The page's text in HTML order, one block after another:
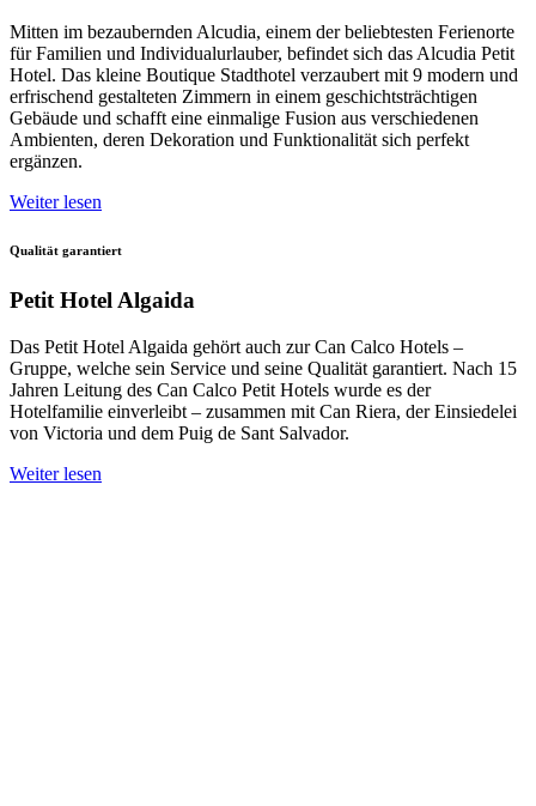
Mitten im bezaubernden Alcudia, einem der beliebtesten Ferienorte
für Familien und Individualurlauber, befindet sich das Alcudia Petit
Hotel. Das kleine Boutique Stadthotel verzaubert mit 9 modern und
erfrischend gestalteten Zimmern in einem geschichtsträchtigen
Gebäude und schafft eine einmalige Fusion aus verschiedenen
Ambienten, deren Dekoration und Funktionalität sich perfekt
ergänzen.
Weiter lesen
Qualität garantiert
Petit Hotel Algaida
Das Petit Hotel Algaida gehört auch zur Can Calco Hotels –
Gruppe, welche sein Service und seine Qualität garantiert. Nach 15
Jahren Leitung des Can Calco Petit Hotels wurde es der
Hotelfamilie einverleibt – zusammen mit Can Riera, der Einsiedelei
von Victoria und dem Puig de Sant Salvador.
Weiter lesen